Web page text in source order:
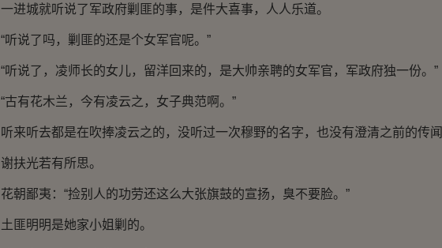
一进城就听说了军政府剿匪的事，是件大喜事，人人乐道。
“听说了吗，剿匪的还是个女军官呢。”
“听说了，凌师长的女儿，留洋回来的，是大帅亲聘的女军官，军政府独一份。”
“古有花木兰，今有凌云之，女子典范啊。”
听来听去都是在吹捧凌云之的，没听过一次穆野的名字，也没有澄清之前的传闻
谢扶光若有所思。
花朝鄙夷：“捡别人的功劳还这么大张旗鼓的宣扬，臭不要脸。”
土匪明明是她家小姐剿的。